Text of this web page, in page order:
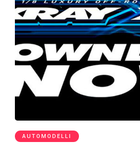
AUTOMODELLI